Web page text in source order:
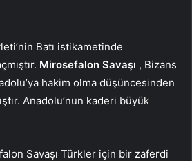
Batı istikametinde
Mirosefalon Savaşı , Bizans
hakim olma düşüncesinden
Anadolu’nun kaderi büyük
Savaşı Türkler için bir zaferdi